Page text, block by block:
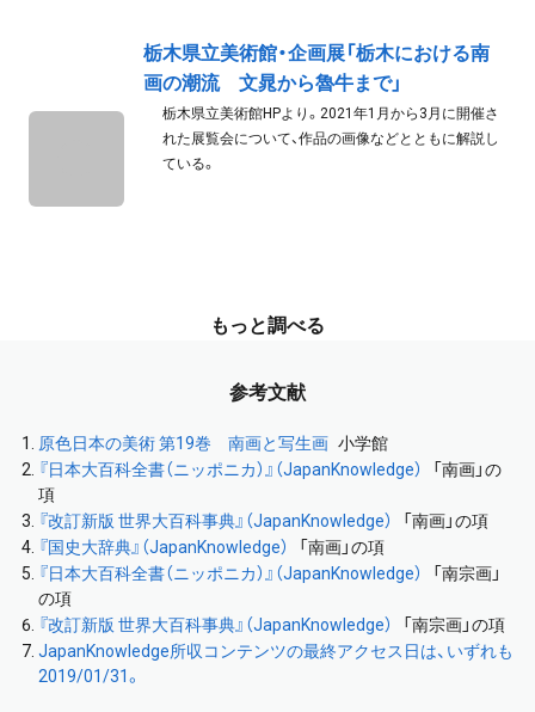
栃木県立美術館・企画展「栃木における南
画の潮流 文晁から魯牛まで」
栃木県立美術館HPより。2021年1月から3月に開催さ
れた展覧会について、作品の画像などとともに解説し
ている。
もっと調べる
参考文献
原色日本の美術 第19巻 南画と写生画 小学館
『日本大百科全書（ニッポニカ）』（JapanKnowledge）
「南画」の
項
『改訂新版 世界大百科事典』（JapanKnowledge）
「南画」の項
『国史大辞典』（JapanKnowledge）
「南画」の項
『日本大百科全書（ニッポニカ）』（JapanKnowledge）
「南宗画」
の項
『改訂新版 世界大百科事典』（JapanKnowledge）
「南宗画」の項
JapanKnowledge所収コンテンツの最終アクセス日は、いずれも
2019/01/31。